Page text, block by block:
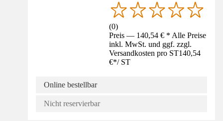
(0)
Preis — 140,54 € * Alle Preise
inkl. MwSt. und ggf. zzgl.
Versandkosten pro ST140,54
€*/ ST
Online bestellbar
Nicht reservierbar